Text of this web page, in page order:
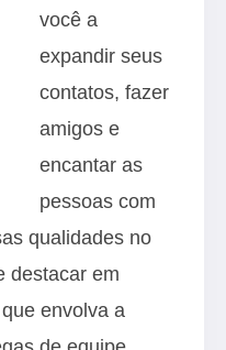
você a
expandir seus
contatos, fazer
amigos e
encantar as
pessoas com
qualidades no
destacar em
envolva a